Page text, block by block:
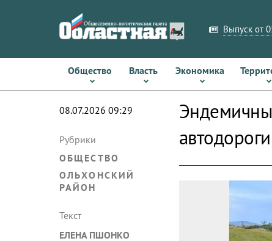
Выпуск от
Общество Власть Экономика
08.07.2026 09:29
Рубрики
ОБЩЕСТВО
ОЛЬХОНСКИЙ
РАЙОН
Текст
ЕЛЕНА ПШОНКО
автодороги